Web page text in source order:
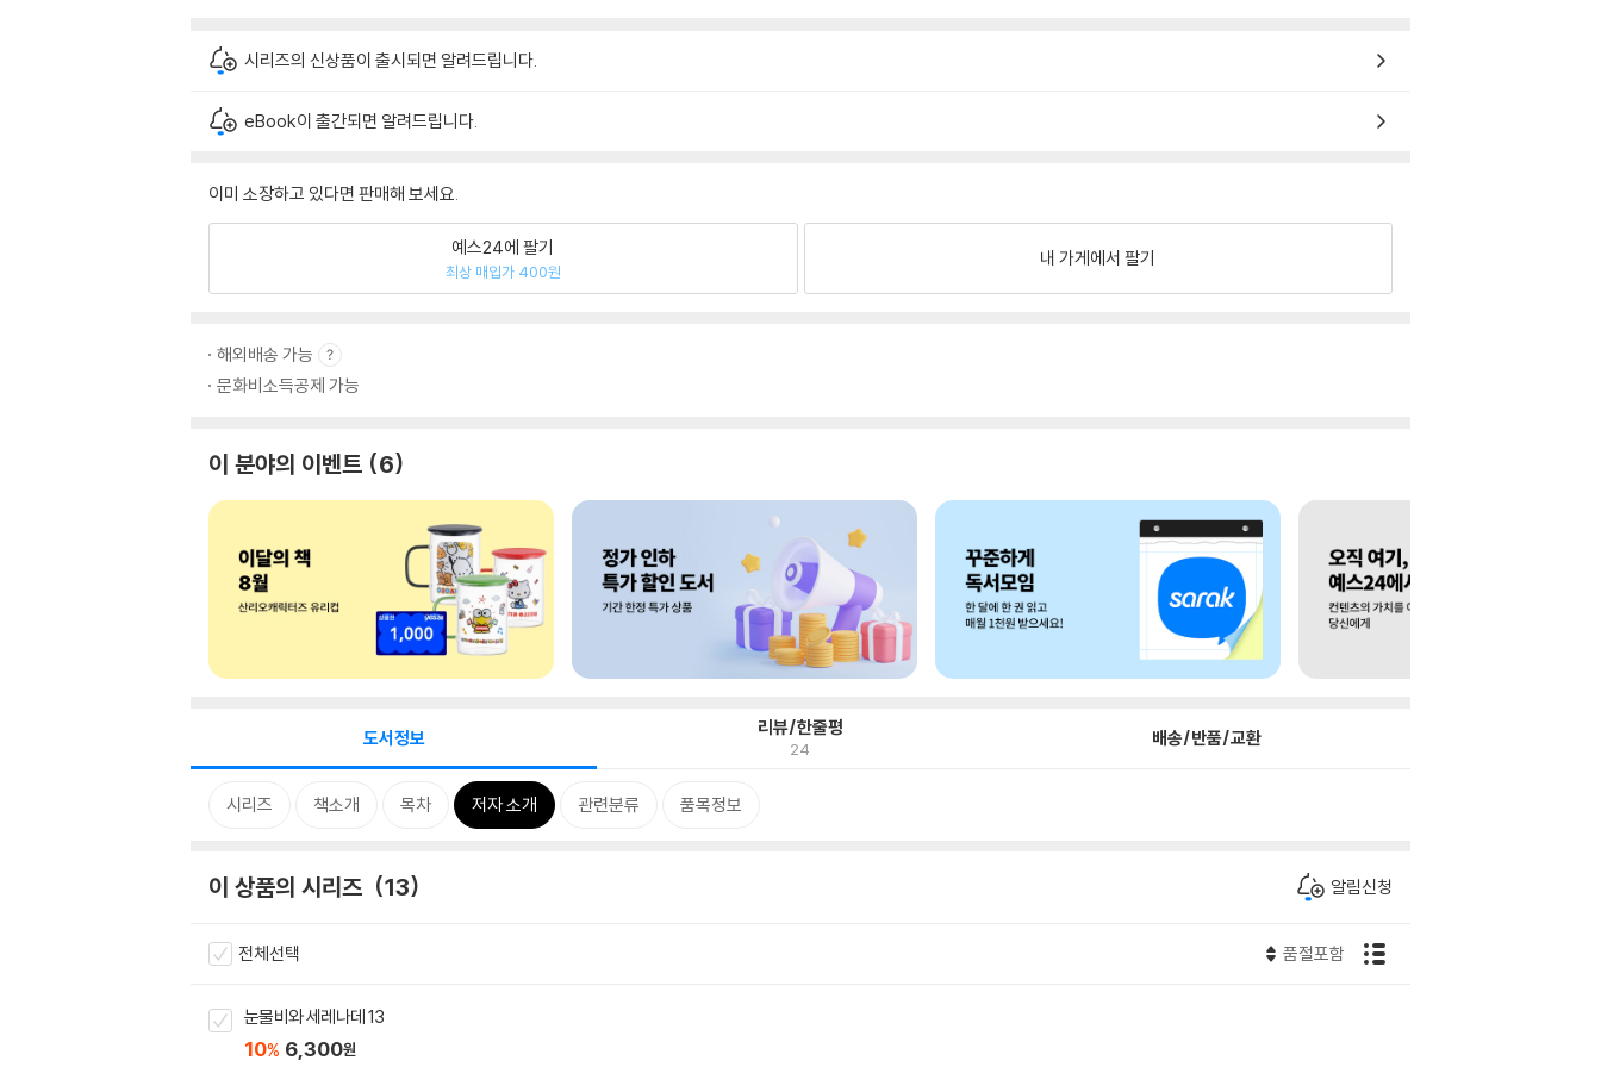
시리즈의 신상품이 출시되면 알려드립니다.
eBook이 출간되면 알려드립니다.
이미 소장하고 있다면 판매해 보세요.
예스24에 팔기
최상 매입가 400원
내 가게에서 팔기
해외배송 가능
문화비소득공제 가능
이 분야의 이벤트 6
도서정보 리뷰/한줄평
24 배송/반품/교환
시리즈 책소개 목차 저자 소개 관련분류 품목정보
이 상품의 시리즈 13 알림신청
전체선택 품절포함
눈물비와 세레나데 13
10% 6,300원